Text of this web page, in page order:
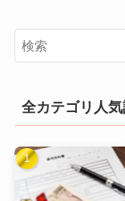
全カテゴリ人